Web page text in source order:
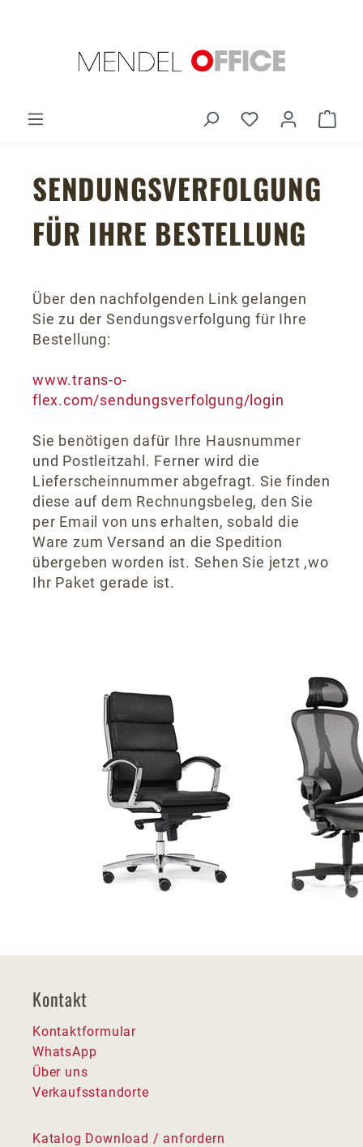
Du hast 0
SENDUNGSVERFOLGUNG
FÜR IHRE BESTELLUNG
Über den nachfolgenden Link gelangen
Sie zu der Sendungsverfolgung für Ihre
Bestellung:
www.trans-o-
flex.com/sendungsverfolgung/login
Sie benötigen dafür Ihre Hausnummer
und Postleitzahl. Ferner wird die
Lieferscheinnummer abgefragt. Sie finden
diese auf dem Rechnungsbeleg, den Sie
per Email von uns erhalten, sobald die
Ware zum Versand an die Spedition
übergeben worden ist. Sehen Sie jetzt ,wo
Ihr Paket gerade ist.
Kontakt
Kontaktformular
WhatsApp
Über uns
Verkaufsstandorte
Katalog Download / anfordern